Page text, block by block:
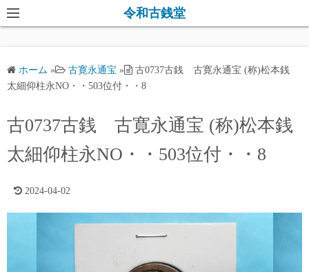
コ
ン
ッ
令和古銭堂
ホーム » 古寛永通宝 »
古0737古銭 古寛永通宝 (称)松本銭
太細仰柱永NO・・503位付・・8
古0737古銭 古寛永通宝 (称)松本銭
太細仰柱永NO・・503位付・・8
2024-04-02